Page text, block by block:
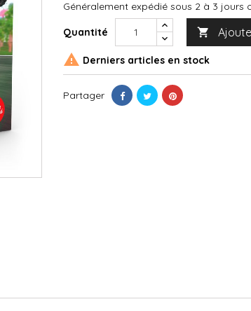
Généralement expédié sous 2 à 3 jours
Quantité 
 Derniers articles en stock
Partager